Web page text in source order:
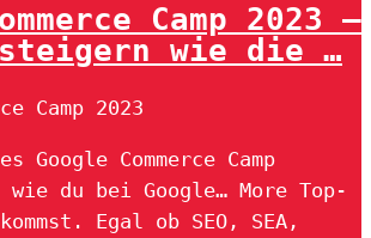
Camp 2023 –
steigern wie die …
Camp 2023
Google Commerce Camp
du bei Google… More Top-
Egal ob SEO, SEA,